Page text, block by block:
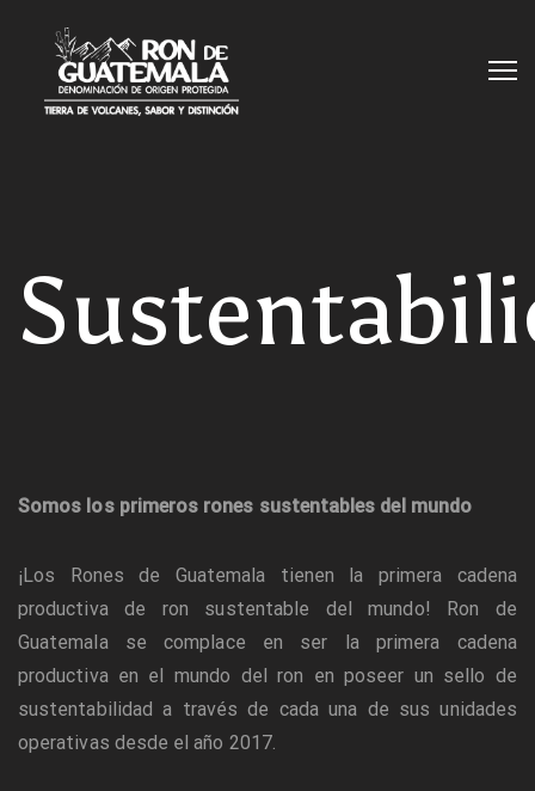
Somos los primeros rones sustentables del mundo
¡Los Rones de Guatemala tienen la primera cadena
productiva de ron sustentable del mundo! Ron de
Guatemala se complace en ser la primera cadena
productiva en el mundo del ron en poseer un sello de
sustentabilidad a través de cada una de sus unidades
operativas desde el año 2017.